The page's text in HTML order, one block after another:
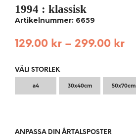
1994 : klassisk
Artikelnummer: 6659
129.00 kr – 299.00 kr
VÄLJ STORLEK
a4 30x40cm 50x70cm
ANPASSA DIN ÅRTALSPOSTER